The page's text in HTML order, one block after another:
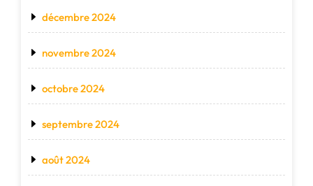
décembre 2024
novembre 2024
octobre 2024
septembre 2024
août 2024